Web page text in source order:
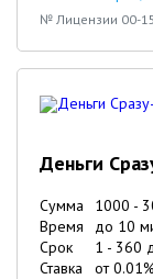
№ Лицензии 00-
Деньги
Сумма 1000 -
Время
до 10
Срок
1 - 360
Ставка
от0.01%